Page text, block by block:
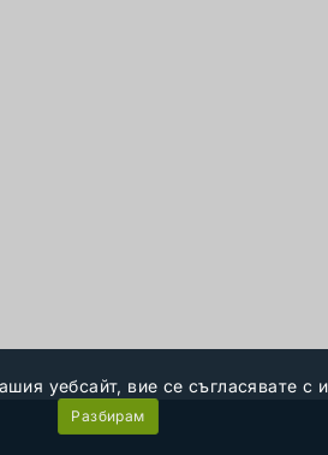
уебсайт, вие се съгласявате с
Разбирам